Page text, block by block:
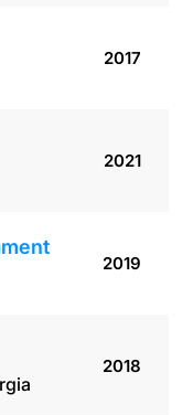
2017
2021
2019
2018